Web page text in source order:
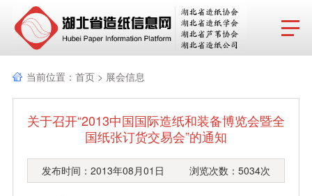
网站首页
协会动态
行业报告
政策法规
当前位置： 首页> 展会信息
关于召开“2013中国国际造纸和装备博览会暨全
国纸张订货交易会”的通知
发布时间：2013年08月01日 浏览次数：5034次